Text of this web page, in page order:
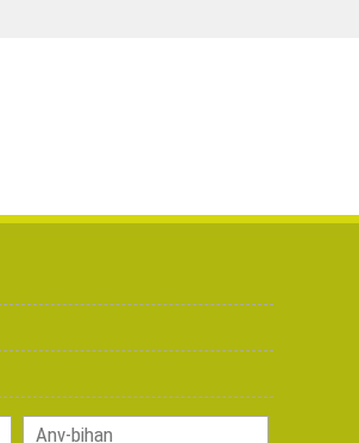
an Nedeleg (15-4)
ar vugale (14-5)
int deut da vezañ ? (15-1)